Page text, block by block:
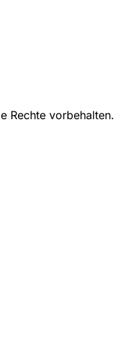
Rechte vorbehalten.